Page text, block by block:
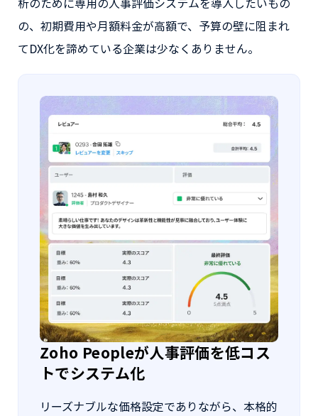
の、初期費用や月額料金が高額で、予算の壁に阻まれ
てDX化を諦めている企業は少なくありません。
Zoho Peopleが人事評価を低コス
トでシステム化
リーズナブルな価格設定でありながら、本格的